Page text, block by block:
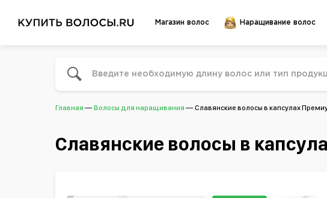
Магазин волос Наращивание волос
Главная Волосы для наращивания Славянские волосы в капсулах
Славянские волосы в